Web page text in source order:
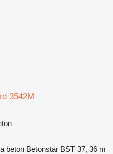
3542M
beton Betonstar BST 37, 36 m